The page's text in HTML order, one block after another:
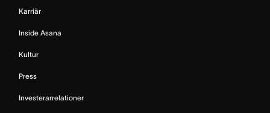
Karriär
Inside Asana
Kultur
Press
Investerarrelationer